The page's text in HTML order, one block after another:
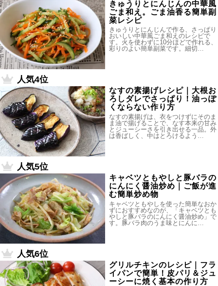
きゅうりとにんじんの中華風
ごま和え。ごま油香る簡単副
菜レシピ
きゅうりとにんじんで作る、さっぱり
おいしい中華風ごま和えのレシピで
す。火を使わずに10分ほどで作れる、
彩りのよい簡単副菜です。細切…
人気4位
なすの素揚げレシピ｜大根お
ろしダレでさっぱり！油っぽ
くならない作り方
なすの素揚げは、衣をつけずにそのま
ま油で揚げることで、なす本来の甘み
とジューシーさを引き出せる一品。外
は香ばしく、中はとろけるよう…
人気5位
キャベツともやしと豚バラの
にんにく醤油炒め｜ご飯が進
む簡単炒め物
キャベツともやしを使った簡単なおか
ずにおすすめなのが、「キャベツとも
やしと豚バラのにんにく醤油炒め」で
す。豚バラ肉のうま味とにんに…
人気6位
グリルチキンのレシピ｜フラ
イパンで簡単！皮パリ＆ジュ
ーシーに焼く基本の作り方